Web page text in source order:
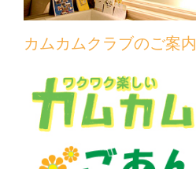
カムカムクラブのご案内